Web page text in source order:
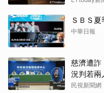
ＳＢＳ
中華日報
慈濟遭詐
況判若
民視新聞網